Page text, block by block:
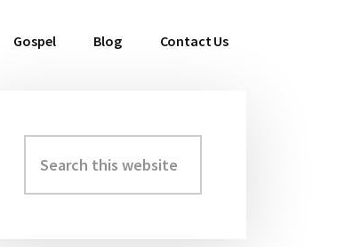
Gospel Blog Contact Us
Primary
Sidebar
this
website